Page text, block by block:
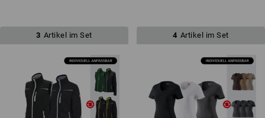
3 Artikel im Set 4 Artikel im Set